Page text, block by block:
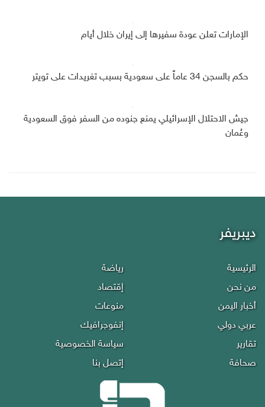
الإمارات تعلن عودة سفيرها إلى إيران خلال أيام
حكم بالسجن 34 عاماً على سعودية بسبب تغريدات على تويتر
جيش الاحتلال الإسرائيلي يمنع جنوده من السفر فوق السعودية
وعُمان
ديبريفر
الرئيسية
من نحن
أخبار اليمن
عربي دولي
تقارير
صحافة
رياضة
إقتصاد
منوعات
إنفوجرافيك
سياسة الخصوصية
إتصل بنا